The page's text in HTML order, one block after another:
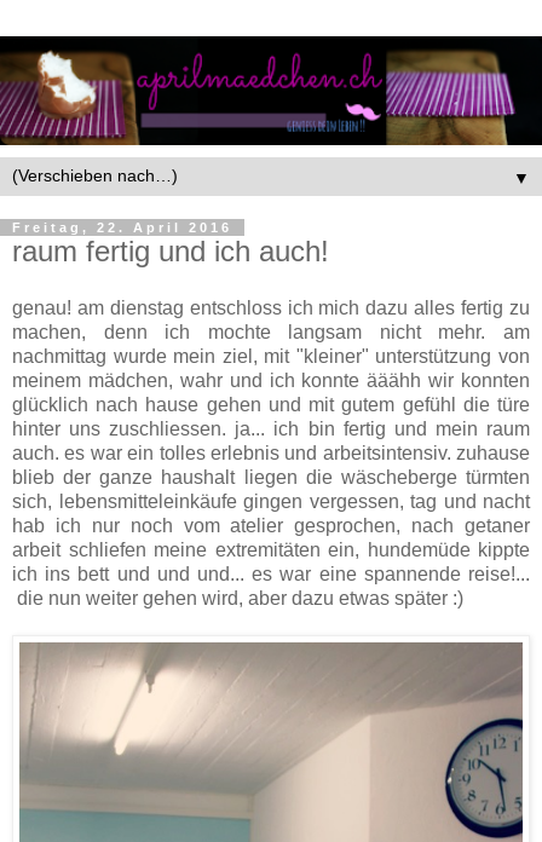
▼
Freitag, 22. April 2016
raum fertig und ich auch!
genau! am dienstag entschloss ich mich dazu alles fertig zu
machen, denn ich mochte langsam nicht mehr. am
nachmittag wurde mein ziel, mit "kleiner" unterstützung von
meinem mädchen, wahr und ich konnte ääähh wir konnten
glücklich nach hause gehen und mit gutem gefühl die türe
hinter uns zuschliessen. ja... ich bin fertig und mein raum
auch. es war ein tolles erlebnis und arbeitsintensiv. zuhause
blieb der ganze haushalt liegen die wäscheberge türmten
sich, lebensmitteleinkäufe gingen vergessen, tag und nacht
hab ich nur noch vom atelier gesprochen, nach getaner
arbeit schliefen meine extremitäten ein, hundemüde kippte
ich ins bett und und und... es war eine spannende reise!...
die nun weiter gehen wird, aber dazu etwas später :)